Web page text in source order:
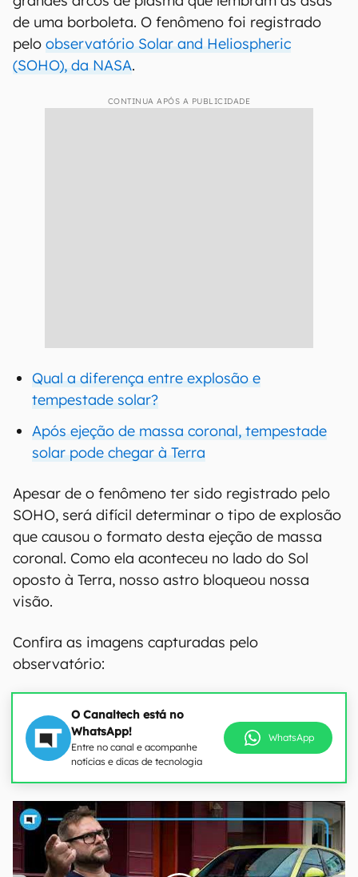
de uma borboleta. O fenômeno foi registrado
pelo observatório Solar and Heliospheric
(SOHO), da NASA.
CONTINUA APÓS A PUBLICIDADE
Qual a diferença entre explosão e
tempestade solar?
Após ejeção de massa coronal, tempestade
solar pode chegar à Terra
Apesar de o fenômeno ter sido registrado pelo
SOHO, será difícil determinar o tipo de explosão
que causou o formato desta ejeção de massa
coronal. Como ela aconteceu no lado do Sol
oposto à Terra, nosso astro bloqueou nossa
visão.
Confira as imagens capturadas pelo
observatório:
O Canaltech está no
WhatsApp!
Entre no canal e acompanhe
notícias e dicas de tecnologia
WhatsApp